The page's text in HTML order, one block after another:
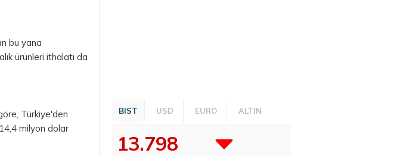
bu yana
ürünleri ithalatı da
Türkiye'den
milyon dolar
BIST USD EURO ALTIN
13.798